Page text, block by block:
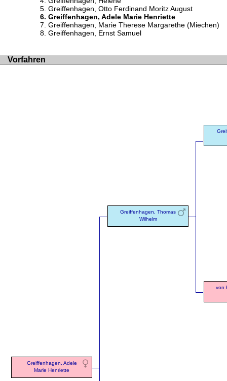
Greiffenhagen, Otto Ferdinand Moritz August
Greiffenhagen, Adele Marie Henriette
Greiffenhagen, Marie Therese Margarethe (Miechen)
Greiffenhagen, Ernst Samuel
Vorfahren
Greiffenhagen, Adele
Marie Henriette
Greiffenhagen, Thomas
Wilhelm
von